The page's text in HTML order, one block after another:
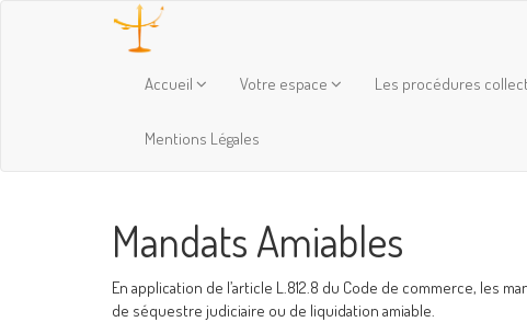
Accueil Votre espace Les procédures
Mentions Légales
Mandats Amiables
En application de l’article L.812.8 du Code de commerce, les
de séquestre judiciaire ou de liquidation amiable.